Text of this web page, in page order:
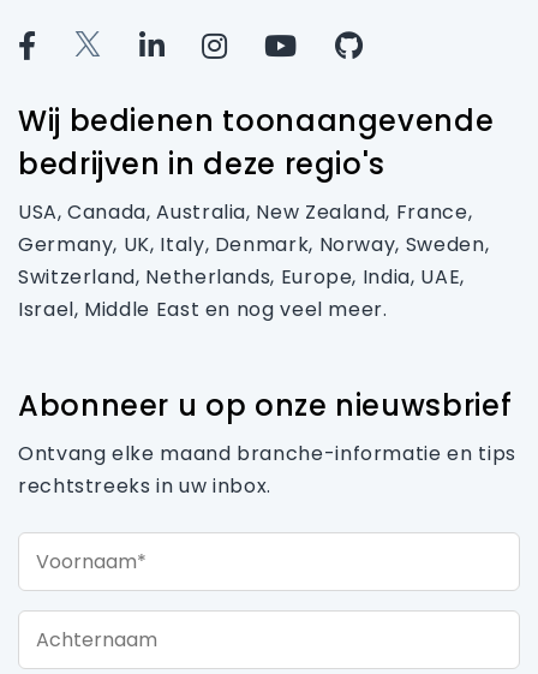
Wij bedienen toonaangevende
bedrijven in deze regio's
USA, Canada, Australia, New Zealand, France,
Germany, UK, Italy, Denmark, Norway, Sweden,
Switzerland, Netherlands, Europe, India, UAE,
Israel, Middle East en nog veel meer.
Abonneer u op onze nieuwsbrief
Ontvang elke maand branche-informatie en tips
rechtstreeks in uw inbox.
Achternaam